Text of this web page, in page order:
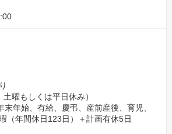
曜もしくは平日休み）
年始、有給、慶弔、産前産後、育児、
（年間休日123日）＋計画有休5日